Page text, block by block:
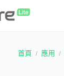
首頁 應用